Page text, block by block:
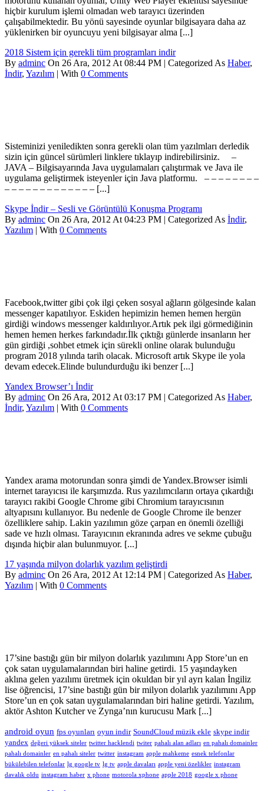
hiçbir kurulum işlemi olmadan web tarayıcı üzerinden
çalışabilmektedir. Bu yönü sayesinde oyunlar bilgisayara daha az
yüklenirken bir oyuncuyu yeni bilgisayar alma [...]
2018 Sistem için gerekli tüm programları indir
By adminc On 26 Ara, 2012 At 08:44 PM | Categorized As Haber,
İndir, Yazılım | With 0 Comments
Sisteminizi yeniledikten sonra gerekli olan tüm yazılmları derledik
sizin için güncel sürümleri linklere tıklayıp indirebilirsiniz. –
JAVA – Bilgisayarında Java uygulamaları çalıştırmak ve Java ile
uygulama geliştirmek isteyenler için Java platformu. – – – – – – – –
– – – – – – – – – – – – – [...]
Skype İndir – Sesli ve Görüntülü Konuşma Programı
By adminc On 26 Ara, 2012 At 04:23 PM | Categorized As İndir,
Yazılım | With 0 Comments
Facebook,twitter gibi çok ilgi çeken sosyal ağların gölgesinde kalan
messenger kapatılıyor. Eskiden hepimizin hemen hemen hergün
girdiği windows messenger kaldırılıyor.Artık pek ilgi görmediğinin
hemen hemen herkes farkındadır.İlk çıktığı günlerde insanların her
gün girdiği ,sohbet etmek için sürekli online olarak bulunduğu
program 2018 yılında tarih olacak. Microsoft artık Skype ile yola
devam edecek.Elinde bulundurduğu iki benzer [...]
Yandex Browser’ı İndir
By adminc On 26 Ara, 2012 At 03:17 PM | Categorized As Haber,
İndir, Yazılım | With 0 Comments
Yandex arama motorundan sonra şimdi de Yandex.Browser isimli
internet tarayıcısı ile karşımızda. Rus yazılımcıların ortaya çıkardığı
tarayıcı rakibi Google Chrome gibi Chromium tarayıcısının
altyapısını kullanıyor. Bu nedenle de Google Chrome ile benzer
özelliklere sahip. Lakin yazılımın göze çarpan en önemli özelliği
sade ve hızlı olması. Tarayıcının ekranında adres ve sekme çubuğu
dışında hiçbir alan bulunmuyor. [...]
17 yaşında milyon dolarlık yazılım geliştirdi
By adminc On 26 Ara, 2012 At 12:14 PM | Categorized As Haber,
Yazılım | With 0 Comments
17’sine bastığı gün bir milyon dolarlık yazılımını App Store’un en
çok satan uygulamalarından biri haline getirdi. 15 yaşındayken
aklına gelen yazılımı üretmek için okuldan bir yıl ayrı kalan İngiliz
lise öğrencisi, 17’sine bastığı gün bir milyon dolarlık yazılımını App
Store’un en çok satan uygulamalarından biri haline getirdi. Yazılım,
aktör Ashton Kutcher ve Zynga’nın kurucusu Mark [...]
android oyun fps oyunları oyun indir SoundCloud müzik ekle skype indir
yandex değeri yüksek siteler twitter hacklendi twiter pahalı alan adları en pahalı domainler
pahalı domainler en pahalı siteler twitter instagram apple mahkeme esnek telefonlar
bükülebilen telefonlar lg google tv lg tv apple davaları apple yeni özelikler instagram
davalık oldu instagram haber x phone motorola xphone apple 2018 google x phone